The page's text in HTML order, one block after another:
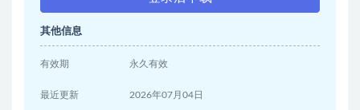
其他信息
有效期 永久有效
最近更新 2026年07月04日